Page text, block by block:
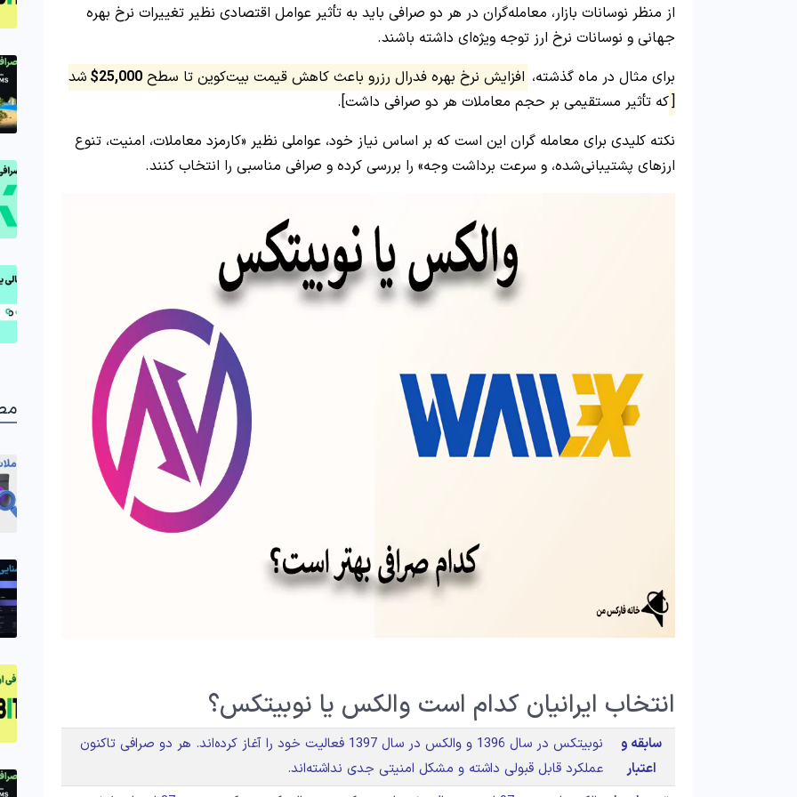
از منظر نوسانات بازار، معامله‌گران در هر دو صرافی باید به تأثیر عوامل اقتصادی نظیر تغییرات نرخ بهره
جهانی و نوسانات نرخ ارز توجه ویژه‌ای داشته باشند.
برای مثال در ماه گذشته، افزایش نرخ بهره فدرال رزرو باعث کاهش قیمت بیت‌کوین تا سطح25,000$
شد
[که تأثیر مستقیمی بر حجم معاملات هر دو صرافی داشت].
نکته‌ کلیدی برای معامله‌ گران این است که بر اساس نیاز خود، عواملی نظیر «کارمزد معاملات، امنیت، تنوع
ارزهای پشتیبانی‌شده، و سرعت برداشت وجه» را بررسی کرده و صرافی مناسبی را انتخاب کنند.
انتخاب ایرانیان کدام است والکس یا نوبیتکس؟
سابقه و
اعتبار
نوبیتکس در سال 1396 و والکس در سال 1397 فعالیت خود را آغاز کرده‌اند. هر دو صرافی تاکنون
عملکرد قابل قبولی داشته و مشکل امنیتی جدی نداشته‌اند.